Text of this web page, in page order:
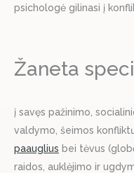
psichologė gilinasi į
Žaneta
į savęs pažinimo,
valdymo, šeimos
paauglius bei tėvus
raidos, auklėjimo ir